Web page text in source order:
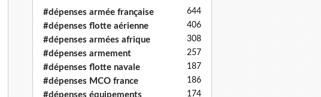
#dépenses armée française 644
#dépenses flotte aérienne 406
#dépenses armées afrique 308
#dépenses armement 257
#dépenses flotte navale 187
#dépenses MCO france 186
#dépenses équipements 174